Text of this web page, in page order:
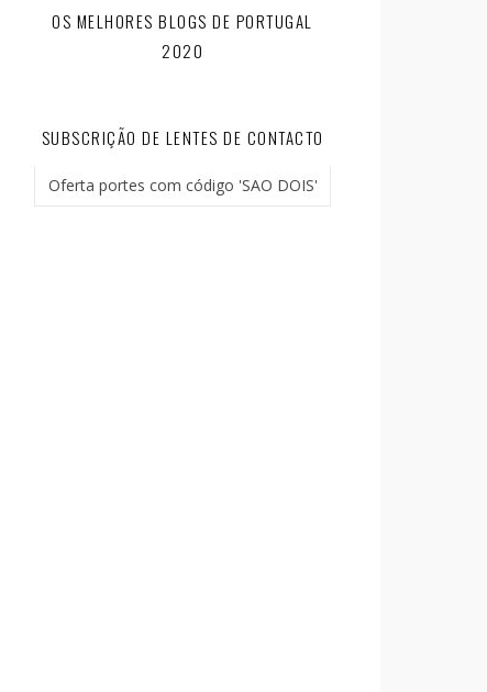
OS MELHORES BLOGS DE PORTUGAL
2020
SUBSCRIÇÃO DE LENTES DE CONTACTO
Oferta portes com código 'SAO DOIS'